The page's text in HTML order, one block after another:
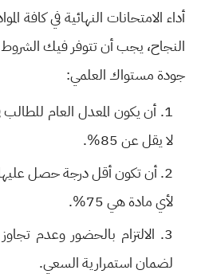
النجاح، يجب أن تتوفر فيك الشروط
جودة مستواك العلمي:
لا يقل عن 85%.
أن تكون أقل درجة حصل
لأي مادة هي 75%.
الالتزام بالحضور وعدم
لضمان استمرارية السعي.